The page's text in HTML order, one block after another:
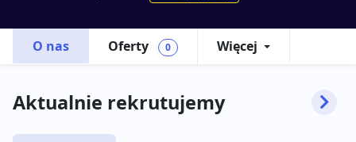
O nas Oferty 0 Więcej
Aktualnie rekrutujemy